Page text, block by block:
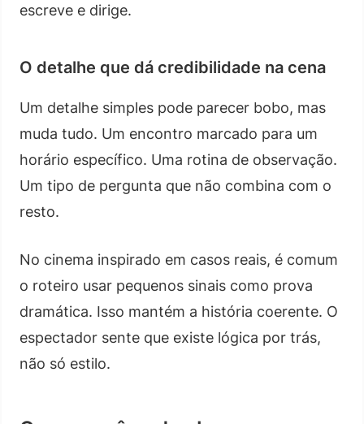
escreve e dirige.
O detalhe que dá credibilidade na cena
Um detalhe simples pode parecer bobo, mas
muda tudo. Um encontro marcado para um
horário específico. Uma rotina de observação.
Um tipo de pergunta que não combina com o
resto.
No cinema inspirado em casos reais, é comum
o roteiro usar pequenos sinais como prova
dramática. Isso mantém a história coerente. O
espectador sente que existe lógica por trás,
não só estilo.